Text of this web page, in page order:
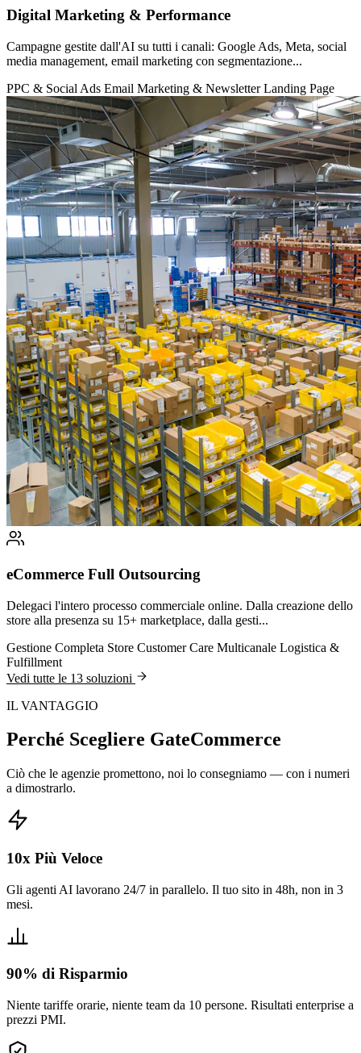
Digital Marketing & Performance
Campagne gestite dall'AI su tutti i canali: Google Ads, Meta, social
media management, email marketing con segmentazione...
PPC & Social Ads Email Marketing & NewsletterLanding Page
eCommerce Full Outsourcing
Delegaci l'intero processo commerciale online. Dalla creazione dello
store alla presenza su 15+ marketplace, dalla gesti...
Gestione Completa Store Customer Care Multicanale Logistica &
Fulfillment
Vedi tutte le 13 soluzioni
IL VANTAGGIO
Perché Scegliere GateCommerce
Ciò che le agenzie promettono, noi lo consegniamo — con i numeri
a dimostrarlo.
10x Più Veloce
Gli agenti AI lavorano 24/7 in parallelo. Il tuo sito in 48h, non in 3
mesi.
90% di Risparmio
Niente tariffe orarie, niente team da 10 persone. Risultati enterprise a
prezzi PMI.